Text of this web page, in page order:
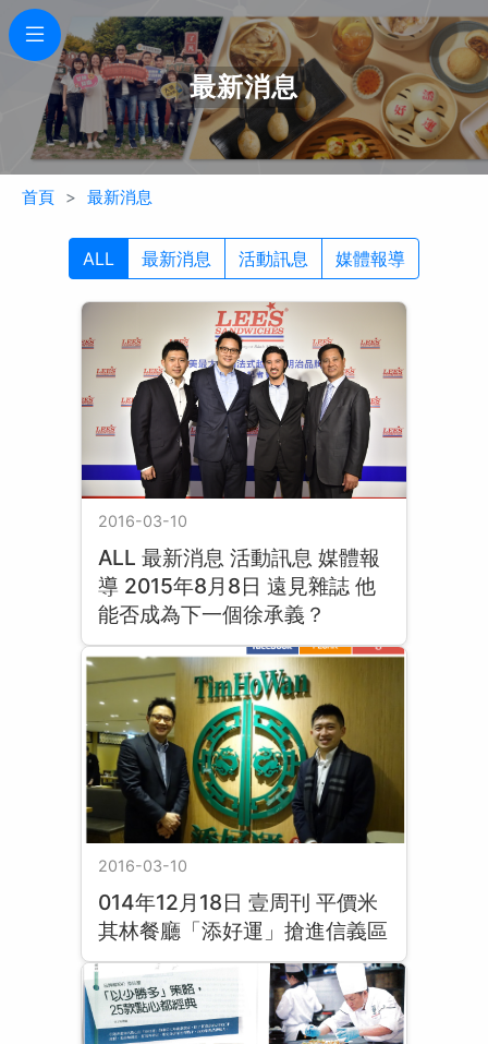
最新消息
首頁 最新消息
ALL 最新消息 活動訊息 媒體報導
2016-03-10
ALL 最新消息 活動訊息 媒體報
導 2015年8月8日 遠見雜誌 他
能否成為下一個徐承義？
2016-03-10
014年12月18日 壹周刊 平價米
其林餐廳「添好運」搶進信義區